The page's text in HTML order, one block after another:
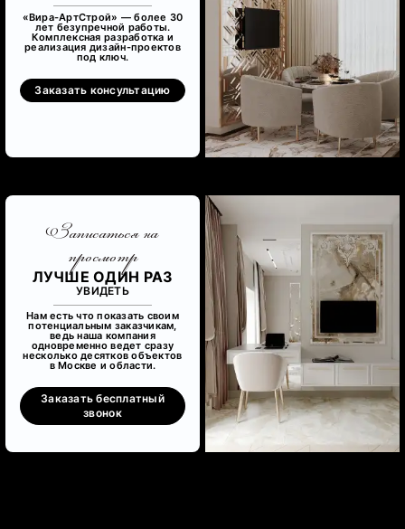
«Вира-АртСтрой» — более 30
лет безупречной работы.
Комплексная разработка и
реализация дизайн-проектов
под ключ.
Заказать консультацию
Записаться на
просмотр
ЛУЧШЕ ОДИН РАЗ
УВИДЕТЬ
Нам есть что показать своим
потенциальным заказчикам,
ведь наша компания
одновременно ведет сразу
несколько десятков объектов
в Москве и области.
Заказать бесплатный
звонок